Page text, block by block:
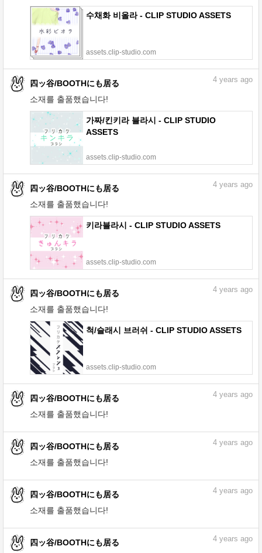
수채화 비올라 - CLIP STUDIO ASSETS
assets.clip-studio.com
四ッ谷/BOOTHにも居る
소재를 출품했습니다!
4 years ago
가짜/킨키라 블라시 - CLIP STUDIO
ASSETS
assets.clip-studio.com
四ッ谷/BOOTHにも居る
소재를 출품했습니다!
4 years ago
키라블라시 - CLIP STUDIO ASSETS
assets.clip-studio.com
四ッ谷/BOOTHにも居る
소재를 출품했습니다!
4 years ago
척/슬래시 브러쉬 - CLIP STUDIO ASSETS
assets.clip-studio.com
四ッ谷/BOOTHにも居る
소재를 출품했습니다!
4 years ago
四ッ谷/BOOTHにも居る
소재를 출품했습니다!
4 years ago
四ッ谷/BOOTHにも居る
소재를 출품했습니다!
4 years ago
四ッ谷/BOOTHにも居る
4 years ago